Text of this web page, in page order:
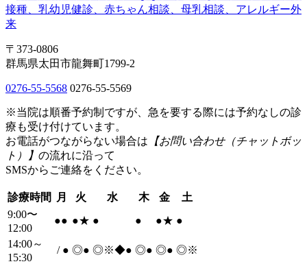
〒373-0806
群馬県太田市龍舞町1799-2
0276-55-5568 0276-55-5569
※当院は順番予約制ですが、急を要する際には予約なしの診
療も受け付けています。
お電話がつながらない場合は 【お問い合わせ（チャットボッ
ト）】 の流れに沿って
SMSからご連絡をください。
診療時間 月 火 水 木 金
土
9:00〜
12:00
●● ●★ ● ● ●★ ●
14:00～
15:30
/ ● ◎● ◎※◆● ◎● ◎● ◎※